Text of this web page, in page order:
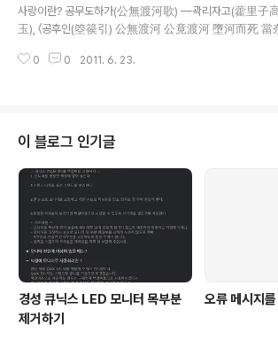
사랑이란? 공무도하가(公無渡河歌) —곽리자고(藿里子
玉), 〈공후인(箜篌引) 公無渡河 公竟渡河 墮河而死 當
은 임. 아아, 저 임을 언제 다시 만날꼬. 덧붙이는 말 한국 문학
0 0 2011. 6. 23.
이 블로그 인기글
경성 큐닉스 LED 모니터 목부분
제거하기
오류 메시지